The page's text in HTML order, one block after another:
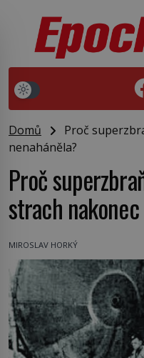
Domů
Proč
nenaháněla?
Proč
strach
MIROSLAV HORKÝ